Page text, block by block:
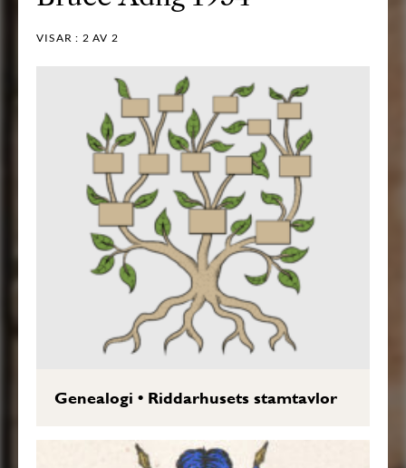
VISAR : 2 AV 2
Genealogi • Riddarhusets stamtavlor